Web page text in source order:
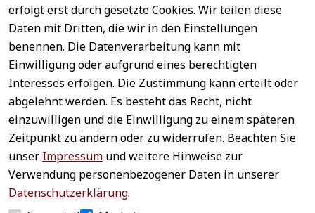
erfolgt erst durch gesetzte Cookies. Wir teilen diese
Daten mit Dritten, die wir in den Einstellungen
benennen. Die Datenverarbeitung kann mit
Einwilligung oder aufgrund eines berechtigten
Interesses erfolgen. Die Zustimmung kann erteilt oder
abgelehnt werden. Es besteht das Recht, nicht
einzuwilligen und die Einwilligung zu einem späteren
Zeitpunkt zu ändern oder zu widerrufen. Beachten Sie
unser Impressum und weitere Hinweise zur
Verwendung personenbezogener Daten in unserer
Datenschutzerklärung.
Rechtliches
AGB
Impressum
Datenschutz
Widerrufsrecht
Widerrufsform
ular
Service
Kontakt
Registrieren
Zahlung &
Versand
Newsletter
abonnieren
Häufige
Sichere
Zahlungsar
ten
Schneller
Versand